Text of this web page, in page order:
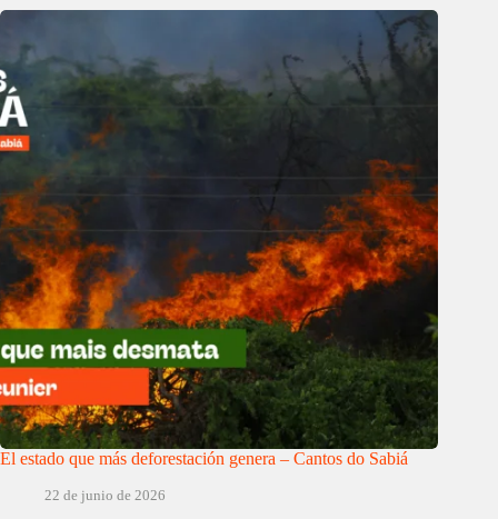
El estado que más deforestación genera – Cantos do Sabiá
22 de junio de 2026